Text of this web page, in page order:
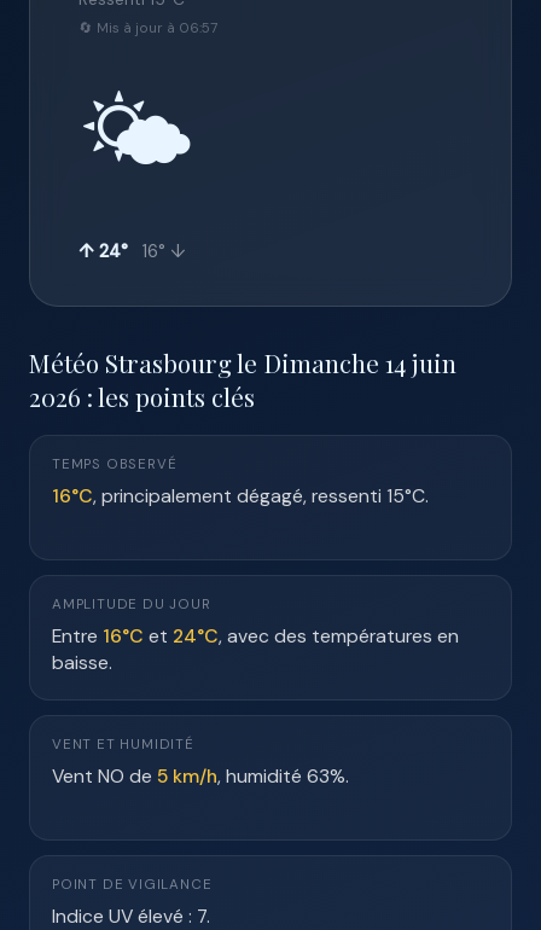
🔄 Mis à jour à 06:57
🌤️
↑ 24° 16° ↓
Météo Strasbourg le Dimanche 14 juin
2026 : les points clés
TEMPS OBSERVÉ
16°C, principalement dégagé, ressenti 15°C.
AMPLITUDE DU JOUR
Entre 16°C et 24°C, avec des températures en
baisse.
VENT ET HUMIDITÉ
Vent NO de 5 km/h, humidité 63%.
POINT DE VIGILANCE
Indice UV élevé : 7.